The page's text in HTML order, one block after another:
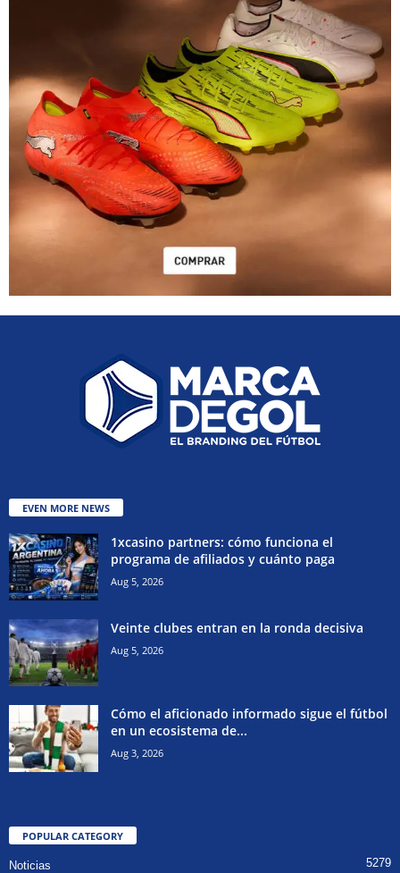
EVEN MORE NEWS
1xcasino partners: cómo funciona el
programa de afiliados y cuánto paga
Aug 5, 2026
Veinte clubes entran en la ronda decisiva
Aug 5, 2026
Cómo el aficionado informado sigue el fútbol
en un ecosistema de...
Aug 3, 2026
POPULAR CATEGORY
Noticias 5279